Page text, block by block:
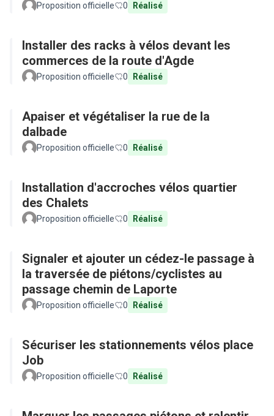
Proposition officielle 0 Réalisé
Installer des racks à vélos devant les
commerces de la route d'Agde
Proposition officielle 0 Réalisé
Apaiser et végétaliser la rue de la
dalbade
Proposition officielle 0 Réalisé
Installation d'accroches vélos quartier
des Chalets
Proposition officielle 0 Réalisé
Signaler et ajouter un cédez-le passage à
la traversée de piétons/cyclistes au
passage chemin de Laporte
Proposition officielle 0 Réalisé
Sécuriser les stationnements vélos place
Job
Proposition officielle 0 Réalisé